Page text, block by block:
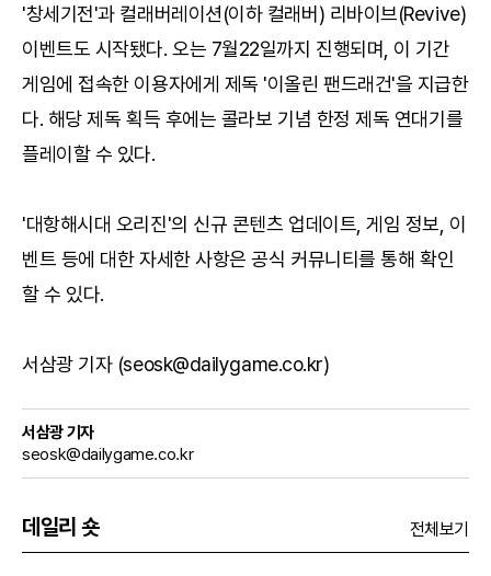
'창세기전'과 컬래버레이션(이하 컬래버) 리바이브(Revive)
이벤트도 시작됐다. 오는 7월22일까지 진행되며, 이 기간
게임에 접속한 이용자에게 제독 '이올린 팬드래건'을 지급한
다. 해당 제독 획득 후에는 콜라보 기념 한정 제독 연대기를
플레이할 수 있다.
'대항해시대 오리진'의 신규 콘텐츠 업데이트, 게임 정보, 이
벤트 등에 대한 자세한 사항은공식 커뮤니티를 통해 확인
할 수 있다.
서삼광 기자 (seosk@dailygame.co.kr)
서삼광 기자
seosk@dailygame.co.kr
데일리 숏 전체보기